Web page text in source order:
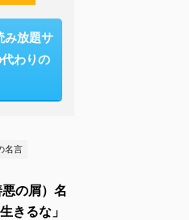
み放題サ
わりの
名言
の屑）名
きるな」